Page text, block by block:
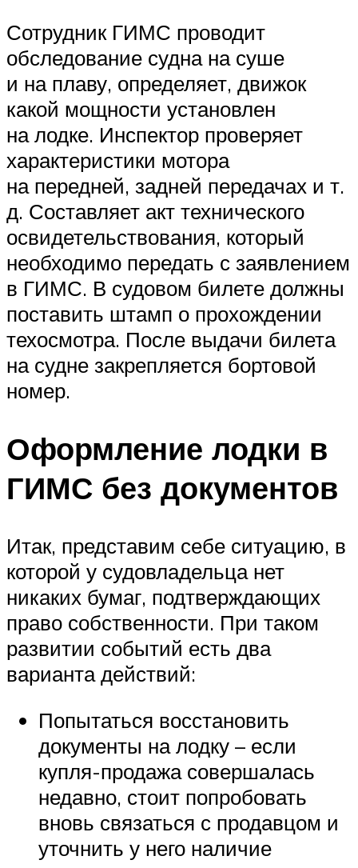
Сотрудник ГИМС проводит
обследование судна на суше
и на плаву, определяет, движок
какой мощности установлен
на лодке. Инспектор проверяет
характеристики мотора
на передней, задней передачах и т.
д. Составляет акт технического
освидетельствования, который
необходимо передать с заявлением
в ГИМС. В судовом билете должны
поставить штамп о прохождении
техосмотра. После выдачи билета
на судне закрепляется бортовой
номер.
Оформление лодки в
ГИМС без документов
Итак, представим себе ситуацию, в
которой у судовладельца нет
никаких бумаг, подтверждающих
право собственности. При таком
развитии событий есть два
варианта действий:
Попытаться восстановить
документы на лодку – если
купля-продажа совершалась
недавно, стоит попробовать
вновь связаться с продавцом и
уточнить у него наличие